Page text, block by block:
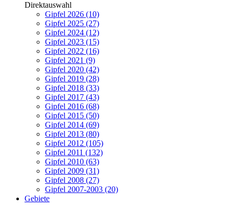
Direktauswahl
Gipfel 2026 (10)
Gipfel 2025 (27)
Gipfel 2024 (12)
Gipfel 2023 (15)
Gipfel 2022 (16)
Gipfel 2021 (9)
Gipfel 2020 (42)
Gipfel 2019 (28)
Gipfel 2018 (33)
Gipfel 2017 (43)
Gipfel 2016 (68)
Gipfel 2015 (50)
Gipfel 2014 (69)
Gipfel 2013 (80)
Gipfel 2012 (105)
Gipfel 2011 (132)
Gipfel 2010 (63)
Gipfel 2009 (31)
Gipfel 2008 (27)
Gipfel 2007-2003 (20)
Gebiete